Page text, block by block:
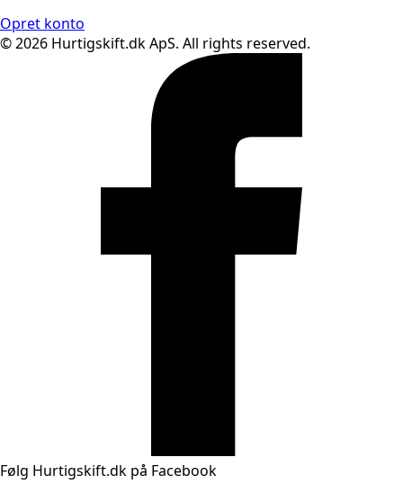
Opret konto
© 2026 Hurtigskift.dk ApS. All rights reserved.
Følg Hurtigskift.dk på Facebook